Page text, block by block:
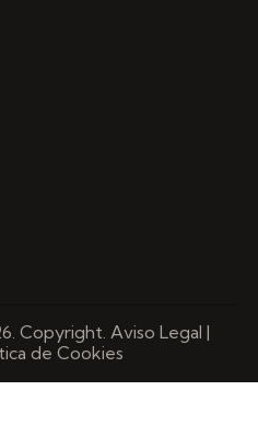
Copyright. Aviso Legal |
de Cookies